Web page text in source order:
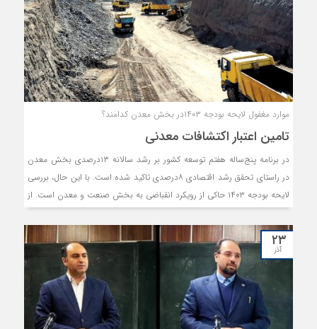
موارد مغفول لایحه‏‏‌ بودجه‏‏‌ ۱۴۰۳در بخش‏‏‌ معدن کدامند؟
تامین اعتبار اکتشافات معدنی
در برنامه پنج‌ساله هفتم توسعه کشور بر رشد سالانه ۱۳درصدی بخش معدن
در راستای تحقق رشد اقتصادی ۸درصدی تاکید شده است. با این حال، بررسی
لایحه بودجه ۱۴۰۳ حاکی از رویکرد انقباضی به بخش صنعت و معدن است. از
بخش صنعت و معدن حاکی از این است که برخی موارد تاثیرگذار بر بخش
معدن در لایحه بودجه مغفول واقع شده است. این مرکز با اشاره به استفاده
هدفمند از ابزارهای حکمرانی بخش معدن، بر توسعه سرمایه‌گذاری‏‏‌ در
فعالیت‏‏‌های‏‏‌ اکتشافی و تامین اعتبار انجام اکتشافات عمیق تاکید کرده است.
همچنین با توجه به اینکه شرکت‌های‏‏‌ پیمانکار معادن بزرگ از شرکت‌های‏‏‌ قوی‏‏‌
بخش‏‏‌ معدن و صنایع‏‏‌ معدنی‏‏‌ کشور محسوب می‏‏‌شوند که‏‏‌ سرمایه‌گذاری‏‏‌های‏‏‌
۲۳
آذر